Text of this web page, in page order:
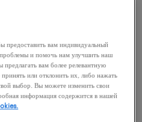
career as an
(Java +
systems within a
architecture. In this
development of
and seamless
(AWS) and
вам индивидуальный
и помочь нам улучшить наш
вам более релевантную
или отклонить их, либо нажать
выбор. Вы можете изменить свои
информация содержится в нашей